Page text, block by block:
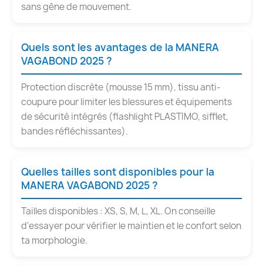
sans gêne de mouvement.
Quels sont les avantages de la MANERA
VAGABOND 2025 ?
Protection discrète (mousse 15 mm), tissu anti-
coupure pour limiter les blessures et équipements
de sécurité intégrés (flashlight PLASTIMO, sifflet,
bandes réfléchissantes).
Quelles tailles sont disponibles pour la
MANERA VAGABOND 2025 ?
Tailles disponibles : XS, S, M, L, XL. On conseille
d'essayer pour vérifier le maintien et le confort selon
ta morphologie.